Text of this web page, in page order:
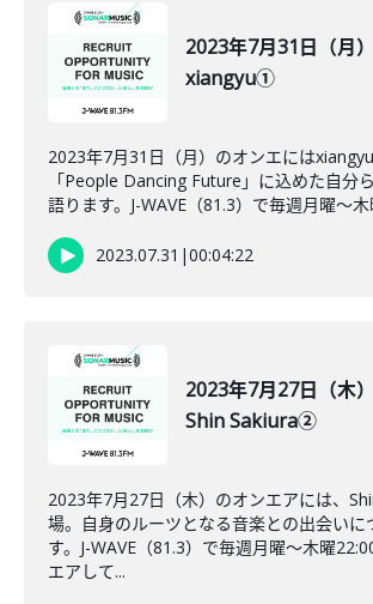
2023年7月31日（月
xiangyu①
2023年7月31日（月）のオンエには
「People Dancing Future」に込めた自分
語ります。J-WAVE（81.3）で毎週月曜～
2023.07.31 |00:04:22
2023年7月27日（木
Shin Sakiura②
2023年7月27日（木）のオンエアには、
場。自身のルーツとなる音楽との出会いに
す。J-WAVE（81.3）で毎週月曜～木曜
エアして...